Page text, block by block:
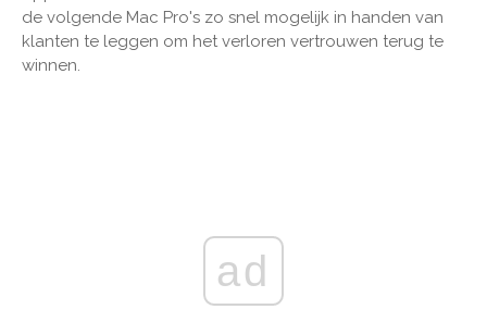
de volgende Mac Pro's zo snel mogelijk in handen van
klanten te leggen om het verloren vertrouwen terug te
winnen.
ad